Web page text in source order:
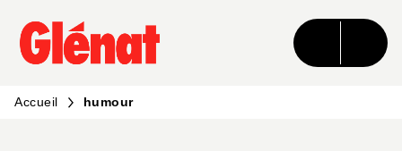
MENU RECHERCHE CONTENU
PIED DE PAGE
Accueil humour